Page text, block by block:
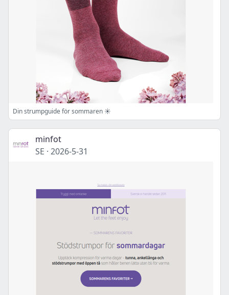
Din strumpguide för sommaren ☀️
minfot
SE · 2026-5-31